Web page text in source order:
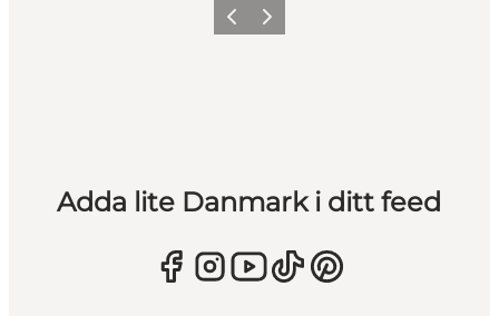
Föregående
Nästa
Adda lite Danmark i ditt feed